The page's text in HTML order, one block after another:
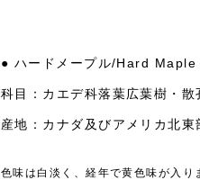
● ハードメープル/Hard Maple
科目：カエデ科落葉広葉樹・散
産地：カナダ及びアメリカ北東
色味は白淡く、経年で黄色味が入